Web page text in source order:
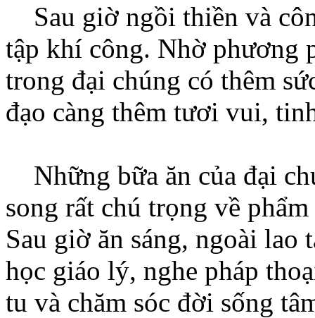
Sau giờ ngồi thiền và
tập khí công. Nhờ phương
trong đại chúng có thêm
đạo càng thêm tươi vui,
Những bữa ăn của đại
song rất chú trọng về
Sau giờ ăn sáng, ngoài
học giáo lý, nghe pháp
tu và chăm sóc đời sống